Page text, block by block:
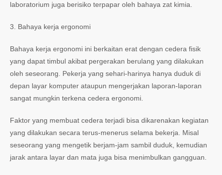
laboratorium juga berisiko terpapar oleh bahaya zat kimia.
3. Bahaya kerja ergonomi
Bahaya kerja ergonomi ini berkaitan erat dengan cedera fisik
yang dapat timbul akibat pergerakan berulang yang dilakukan
oleh seseorang. Pekerja yang sehari-harinya hanya duduk di
depan layar komputer ataupun mengerjakan laporan-laporan
sangat mungkin terkena cedera ergonomi.
Faktor yang membuat cedera terjadi bisa dikarenakan kegiatan
yang dilakukan secara terus-menerus selama bekerja. Misal
seseorang yang mengetik berjam-jam sambil duduk, kemudian
jarak antara layar dan mata juga bisa menimbulkan gangguan.